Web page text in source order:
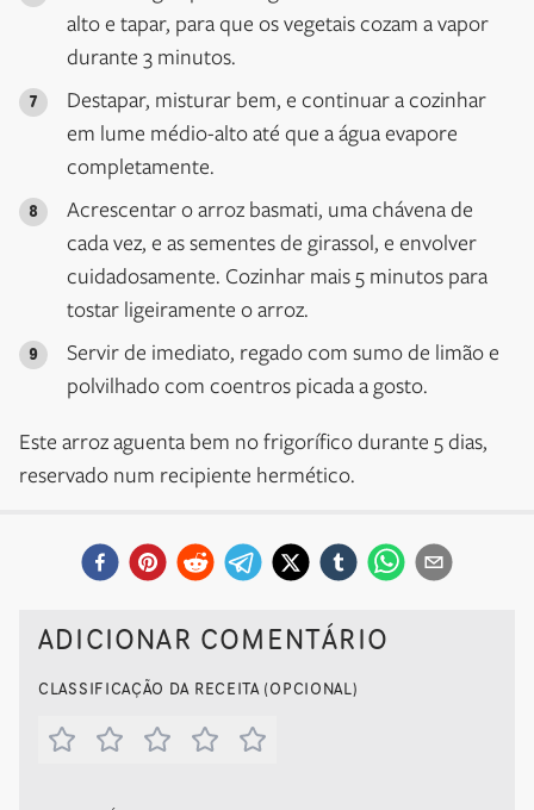
alto e tapar, para que os vegetais cozam a vapor
durante 3 minutos.
Destapar, misturar bem, e continuar a cozinhar
em lume médio-alto até que a água evapore
completamente.
Acrescentar o arroz basmati, uma chávena de
cada vez, e as sementes de girassol, e envolver
cuidadosamente. Cozinhar mais 5 minutos para
tostar ligeiramente o arroz.
Servir de imediato, regado com sumo de limão e
polvilhado com coentros picada a gosto.
Este arroz aguenta bem no frigorífico durante 5 dias,
reservado num recipiente hermético.
ADICIONAR COMENTÁRIO
CLASSIFICAÇÃO DA RECEITA (OPCIONAL)